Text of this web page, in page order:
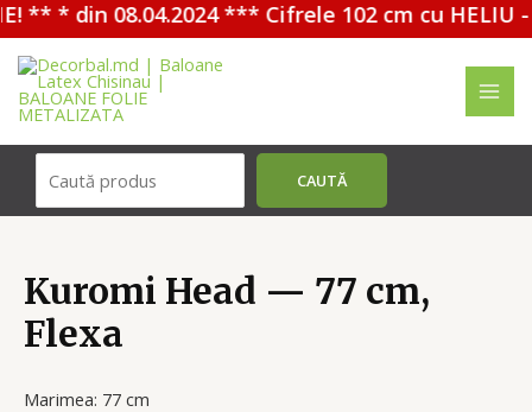
** * din 08.04.2024 *** Cifrele 102 cm cu HELIU -
Перейти
содержимому
CAUTĂ
Kuromi Head — 77 cm,
Flexa
Marimea: 77 cm